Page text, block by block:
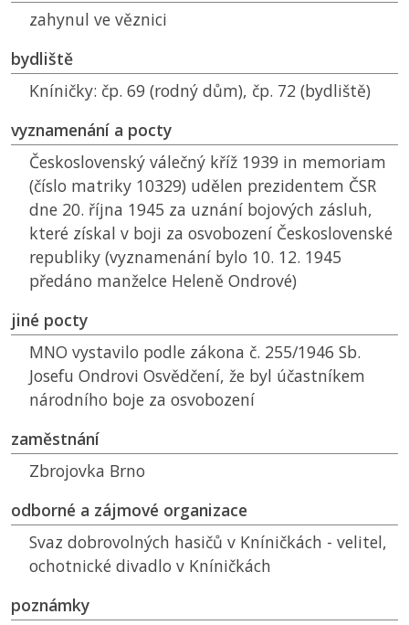
zahynul ve věznici
bydliště
Kníničky: čp. 69 (rodný dům), čp. 72 (bydliště)
vyznamenání a pocty
Československý válečný kříž 1939 in memoriam
(číslo matriky 10329) udělen prezidentem ČSR
dne 20. října 1945 za uznání bojových zásluh,
které získal v boji za osvobození Československé
republiky (vyznamenání bylo 10. 12. 1945
předáno manželce Heleně Ondrové)
jiné pocty
MNO vystavilo podle zákona č. 255/1946 Sb.
Josefu Ondrovi Osvědčení, že byl účastníkem
národního boje za osvobození
zaměstnání
Zbrojovka Brno
odborné a zájmové organizace
Svaz dobrovolných hasičů v Kníničkách - velitel,
ochotnické divadlo v Kníničkách
poznámky